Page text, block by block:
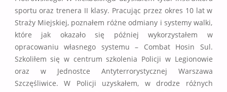
sportu oraz trenera II klasy. Pracując przez okres 10 lat w
Straży Miejskiej, poznałem różne odmiany i systemy walki,
które jak okazało się później wykorzystałem w
opracowaniu własnego systemu – Combat Hosin Sul.
Szkoliłem się w centrum szkolenia Policji w Legionowie
oraz w Jednostce Antyterrorystycznej Warszawa
Szczęśliwice. W Policji uzyskałem, w drodze różnych